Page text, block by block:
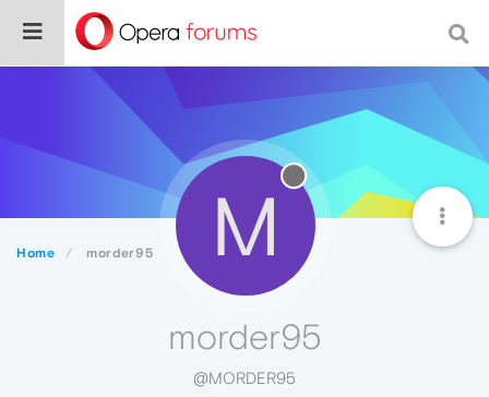
Home morder95 M
morder95
@MORDER95